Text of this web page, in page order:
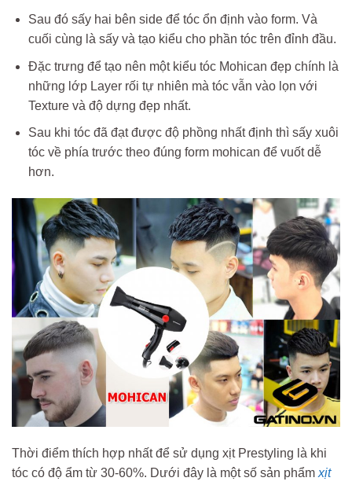
Sau đó sấy hai bên side để tóc ổn định vào form. Và
cuối cùng là sấy và tạo kiểu cho phần tóc trên đỉnh đầu.
Đặc trưng để tạo nên một kiểu tóc Mohican đẹp chính là
những lớp Layer rối tự nhiên mà tóc vẫn vào lọn với
Texture và độ dựng đẹp nhất.
Sau khi tóc đã đạt được độ phồng nhất định thì sấy xuôi
tóc về phía trước theo đúng form mohican để vuốt dễ
hơn.
Thời điểm thích hợp nhất để sử dụng xịt Prestyling là khi
tóc có độ ẩm từ 30-60%. Dưới đây là một số sản phẩm xịt